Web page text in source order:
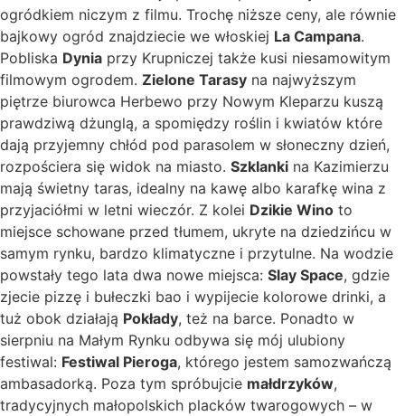
ogródkiem niczym z filmu. Trochę niższe ceny, ale równie
bajkowy ogród znajdziecie we włoskiej La Campana.
Pobliska Dynia przy Krupniczej także kusi niesamowitym
filmowym ogrodem. Zielone Tarasy na najwyższym
piętrze biurowca Herbewo przy Nowym Kleparzu kuszą
prawdziwą dżunglą, a spomiędzy roślin i kwiatów które
dają przyjemny chłód pod parasolem w słoneczny dzień,
rozpościera się widok na miasto. Szklanki na Kazimierzu
mają świetny taras, idealny na kawę albo karafkę wina z
przyjaciółmi w letni wieczór. Z kolei Dzikie Wino to
miejsce schowane przed tłumem, ukryte na dziedzińcu w
samym rynku, bardzo klimatyczne i przytulne. Na wodzie
powstały tego lata dwa nowe miejsca: Slay Space, gdzie
zjecie pizzę i bułeczki bao i wypijecie kolorowe drinki, a
tuż obok działają Pokłady, też na barce. Ponadto w
sierpniu na Małym Rynku odbywa się mój ulubiony
festiwal: Festiwal Pieroga, którego jestem samozwańczą
ambasadorką. Poza tym spróbujcie małdrzyków,
tradycyjnych małopolskich placków twarogowych – w